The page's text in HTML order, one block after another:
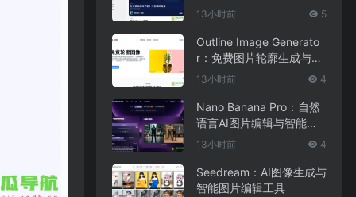
13小时前 5
Outline Image Generato
r：免费图片轮廓生成与在
线图像编辑工具
13小时前 4
Nano Banana Pro：自然
语言AI图片编辑与智能图
像处理工具
13小时前 4
Seedream：AI图像生成与
智能图片编辑工具